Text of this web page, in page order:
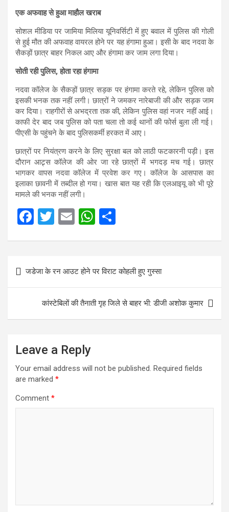
एक अफवाह से हुआ माहौल खराब
सोशल मीडिया पर जामिया मिलिया यूनिवर्सिटी में हुए बवाल में पुलिस की गोली
से हुई मौत की अफवाह वायरल होने पर यह हंगामा हुआ। इसी के बाद नदवा के
सैकड़ों छात्र बाहर निकल आए और हंगामा कर जाम लगा दिया।
सोती रही पुलिस, होता रहा हंगामा
नदवा कॉलेज के सैकड़ों छात्र सड़क पर हंगामा करते रहे, लेकिन पुलिस को
इसकी भनक तक नहीं लगी। छात्रों ने जमकर नारेबाजी की और सड़क जाम
कर दिया। राहगीरों से अभद्रता तक की, लेकिन पुलिस वहां नजर नहीं आई।
काफी देर बाद जब पुलिस को पता चला तो कई थानों की फोर्स बुला ली गई।
पीएसी के पहुंचने के बाद पुलिसकर्मी हरकत में आए।
छात्रों पर नियंत्रण करने के लिए सुरक्षा बल को लाठी फटकारनी पड़ी। इस
दौरान आट्र्स कॉलेज की ओर जा रहे छात्रों में भगदड़ मच गई। छात्र
भागकर वापस नदवा कॉलेज में प्रवेश कर गए। कॉलेज के आसपास का
इलाका छावनी में तब्दील हो गया। खास बात यह रही कि एलआइयू को भी पूरे
मामले की भनक नहीं लगी।
F
b
o
o
k
T
er
E
W
s
A
p
p
e
Post
navigation
जडेजा के रन आउट होने पर विराट कोहली हुए गुस्सा
कांस्टेबिलों की तैनाती गृह जिले से बाहर भी: डीजी अशोक कुमार
Leave a Reply
Your email address will not be published. Required fields
are marked *
Comment *